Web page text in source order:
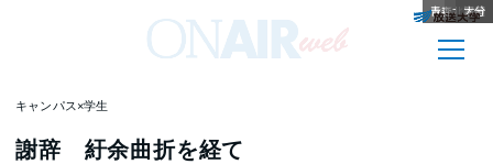
キャンパス×学生
謝辞 紆余曲折を経て
大阪／兵庫
埼玉
群馬
青森／八戸
岐阜
沖縄
栃木
福島
群馬
北海道
宮崎
大分